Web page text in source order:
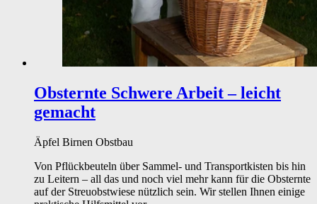
Obsternte Schwere Arbeit – leicht
gemacht
Äpfel Birnen Obstbau
Von Pflückbeuteln über Sammel- und Transportkisten bis hin
zu Leitern – all das und noch viel mehr kann für die Obsternte
auf der Streuobstwiese nützlich sein. Wir stellen Ihnen einige